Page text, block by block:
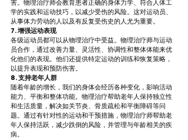
害。物理治疗师会教育患者正确的身体力学、符合人体工
学的实践和运动技巧，以减少受伤的风险。这对运动员、
从事体力劳动的人以及有反复受伤史的人尤为重要。
7. 增强运动表现
各级运动员都可以从物理治疗中受益。物理治疗师与运动
员合作，通过改善力量、灵活性、协调性和整体体能来优
化他们的表现。他们还提供特定运动的训练和恢复策略，
以提升表现和预防伤害。
8. 支持老年人群
随着年龄的增长，我们的身体会经历各种变化，影响活动
能力、平衡和整体功能。物理治疗帮助老年人保持独立性
和生活质量，解决如关节炎、骨质疏松和平衡障碍等问
题。通过有针对性的运动和干预措施，物理治疗师帮助老
年人保持活跃，减少跌倒的风险，并管理与年龄相关的疾
病。